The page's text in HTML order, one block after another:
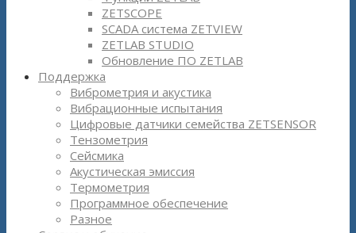
ZETSCOPE
SCADA система ZETVIEW
ZETLAB STUDIO
Обновление ПО ZETLAB
Поддержка
Виброметрия и акустика
Вибрационные испытания
Цифровые датчики семейства ZETSENSOR
Тензометрия
Сейсмика
Акустическая эмиссия
Термометрия
Программное обеспечение
Разное